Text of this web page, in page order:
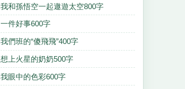
我和孫悟空一起遨遊太空800字
一件好事600字
我們班的“傻飛飛”400字
想上火星的奶奶500字
我眼中的色彩600字